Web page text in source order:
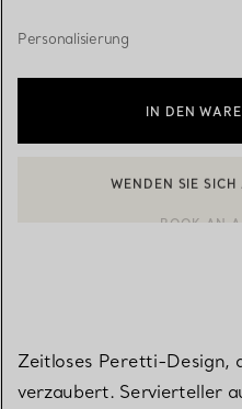
Personalisierung
IN DEN
WENDEN SIE SICH
Zeitloses Peretti-Design,
verzaubert. Servierteller